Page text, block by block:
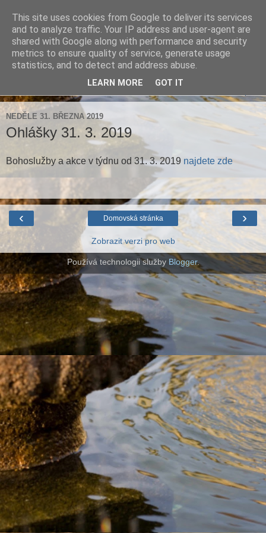
Farnost Brtnice
Aktuální informace pro farnosti Střížov a Brtnice
NEDĚLE 31. BŘEZNA 2019
Ohlášky 31. 3. 2019
Bohoslužby a akce v týdnu od 31. 3. 2019 najdete zde
‹ ›
Domovská stránka
Zobrazit verzi pro web
Používá technologii služby Blogger.
This site uses cookies from Google to deliver its services
and to analyze traffic. Your IP address and user-agent are
shared with Google along with performance and security
metrics to ensure quality of service, generate usage
statistics, and to detect and address abuse.
LEARN MORE GOT IT